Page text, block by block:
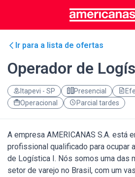
Ir para a lista de ofertas
Operador de
Itapevi - SP Presencial
Operacional
Parcial tardes
A empresa AMERICANAS S.A. está
profissional qualificado para ocupar
de Logística I. Nós somos uma das
setor de varejo no Brasil, com um